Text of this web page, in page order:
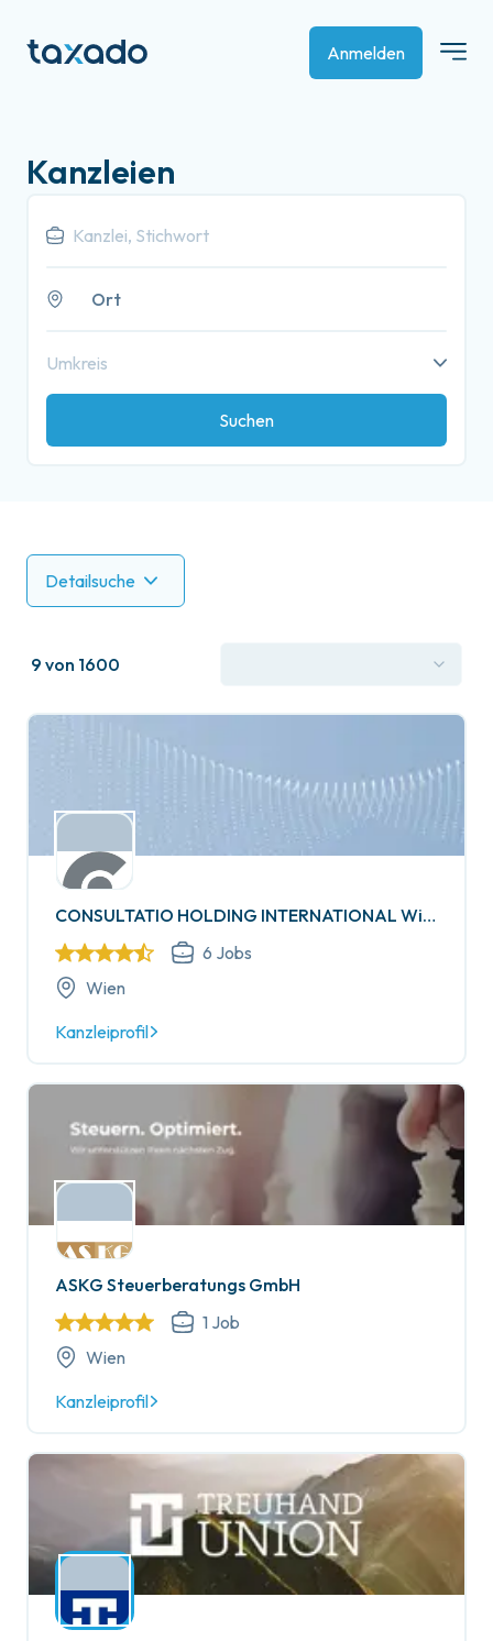
Anmelden
Kanzleien
Ort
Umkreis
Suchen
Detailsuche
9 von 1600
CONSULTATIO HOLDING INTERNATIONAL Wirtschaftsprüfung GmbH
6 Jobs
Wien
Kanzleiprofil
ASKG Steuerberatungs GmbH
1 Job
Wien
Kanzleiprofil